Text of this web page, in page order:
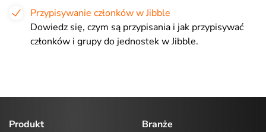
Przypisywanie członków w Jibble
Dowiedz się, czym są przypisania i jak przypisywać
członków i grupy do jednostek w Jibble.
Produkt
Branże